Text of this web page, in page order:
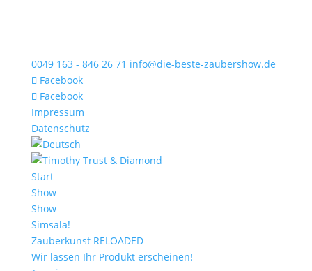
0049 163 - 846 26 71 info@die-beste-zaubershow.de
Facebook
Facebook
Impressum
Datenschutz
Start
Show
Show
Simsala!
Zauberkunst RELOADED
Wir lassen Ihr Produkt erscheinen!